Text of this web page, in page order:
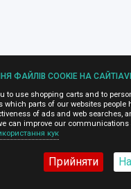
ФАЙЛІВ COOKIE НА
to use shopping carts and to
which parts of our websites people
of ads and web searches,
can improve our
кук
Прийняти